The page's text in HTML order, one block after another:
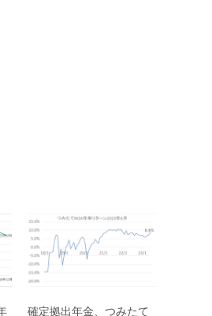
確定拠出年金、つみたて